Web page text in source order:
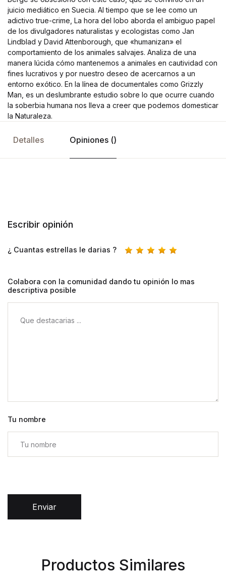
juicio mediático en Suecia. Al tiempo que se lee como un
adictivo true-crime, La hora del lobo aborda el ambiguo papel
de los divulgadores naturalistas y ecologistas como Jan
Lindblad y David Attenborough, que «humanizan» el
comportamiento de los animales salvajes. Analiza de una
manera lúcida cómo mantenemos a animales en cautividad con
fines lucrativos y por nuestro deseo de acercarnos a un
entorno exótico. En la línea de documentales como Grizzly
Man, es un deslumbrante estudio sobre lo que ocurre cuando
la soberbia humana nos lleva a creer que podemos domesticar
la Naturaleza.
Detalles Opiniones ()
Escribir opinión
¿ Cuantas estrellas le darias ?
Colabora con la comunidad dando tu opinión lo mas
descriptiva posible
Tu nombre
Enviar
Productos Similares